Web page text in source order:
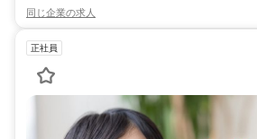
同じ企業の求人
正社員